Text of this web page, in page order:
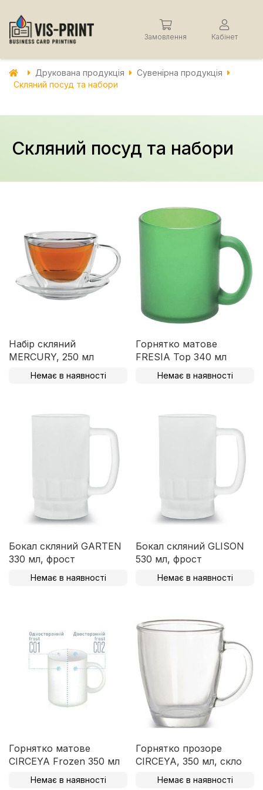
Замовлення Кабінет
Друкована продукція
Сувенірна продукція
Скляний посуд та набори
Скляний посуд та набори
Набір скляний
MERCURY, 250 мл
Немає в наявності
Горнятко матове
FRESIA Top 340 мл
Немає в наявності
Бокал скляний GARTEN
330 мл, фрост
Немає в наявності
Бокал скляний GLISON
530 мл, фрост
Немає в наявності
Горнятко матове
CIRCEYA Frozen 350 мл
Немає в наявності
Горнятко прозоре
CIRCEYA, 350 мл, скло
Немає в наявності